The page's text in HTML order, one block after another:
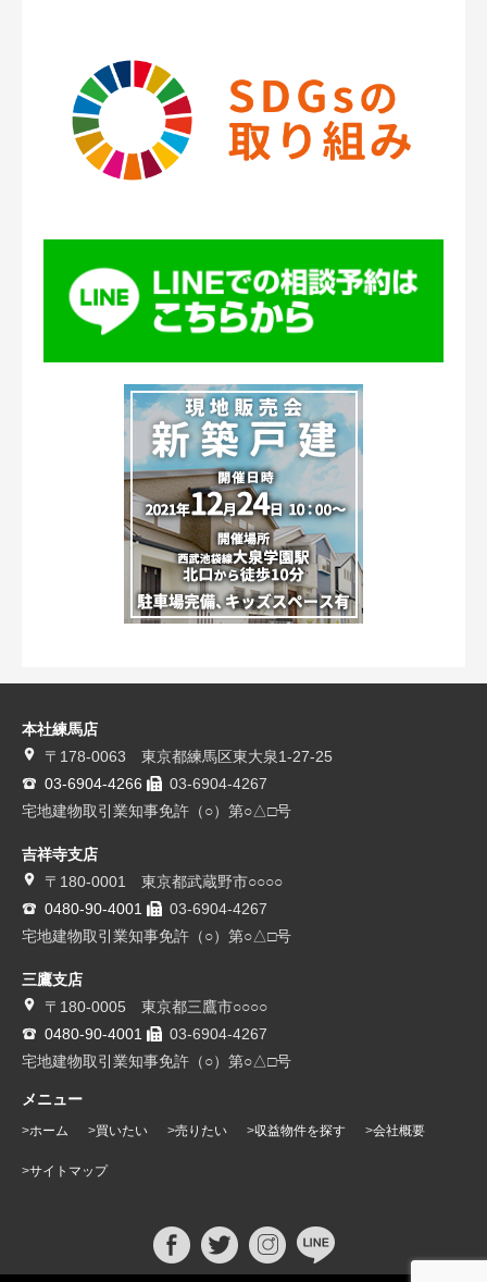
本社練馬店
〒178-0063 東京都練馬区東大泉1-27-25
03-6904-4266
03-6904-4267
宅地建物取引業知事免許（○）第○△□号
吉祥寺支店
〒180-0001 東京都武蔵野市○○○○
0480-90-4001
03-6904-4267
宅地建物取引業知事免許（○）第○△□号
三鷹支店
〒180-0005 東京都三鷹市○○○○
0480-90-4001
03-6904-4267
宅地建物取引業知事免許（○）第○△□号
メニュー
ホーム 買いたい 売りたい 収益物件を探す 会社概要
サイトマップ